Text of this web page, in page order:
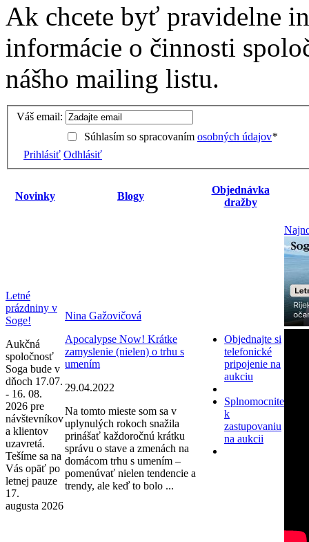
Ak chcete byť pravidelne
informácie o činnosti
nášho mailing listu.
Váš email:
Súhlasím so spracovaním osobných údajov*
Prihlásiť Odhlásiť
Novinky Blogy
Objednávka
dražby
Letné
prázdniny v
Soge!
Aukčná
spoločnosť
Soga bude v
dňoch 17.07.
- 16. 08.
2026 pre
návštevníkov
a klientov
uzavretá.
Tešíme sa na
Vás opäť po
letnej pauze
17.
augusta 2026
Nina Gažovičová
Apocalypse Now! Krátke
zamyslenie (nielen) o trhu s
umením
29.04.2022
Na tomto mieste som sa v
uplynulých rokoch snažila
prinášať každoročnú krátku
správu o stave a zmenách na
domácom trhu s umením –
pomenúvať nielen tendencie a
trendy, ale keď to bolo ...
Objednajte si
telefonické
pripojenie na
aukciu
Splnomocnite
k
zastupovaniu
na aukcii